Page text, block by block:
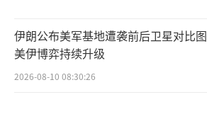
伊朗公布美军基地遭袭前后卫星对比图
美伊博弈持续升级
2026-08-10 08:30:26